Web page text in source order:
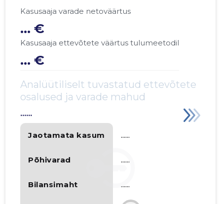
Kasusaaja varade netoväärtus
... €
Kasusaaja ettevõtete väärtus tulumeetodil
... €
Analüütiliselt tuvastatud ettevõtete
osalused ja varade mahud
Jaotamata kasum
Põhivarad
Bilansimaht
......
......
......
......